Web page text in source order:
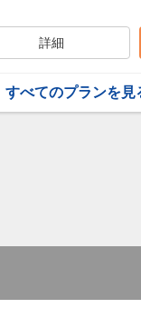
詳細
すべてのプランを見